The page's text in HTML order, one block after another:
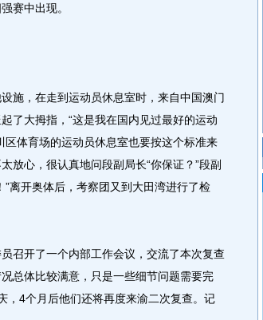
赛中出现。
，在走到运动员休息室时，来自中国澳门
了大拇指，“这是我在国内见过最好的运动
区体育场的运动员休息室也要按这个标准来
放心，很认真地问段副局长“你保证？”段副
离开奥体后，考察团又到大田湾进行了检
开了一个内部工作会议，交流了本次复查
总体比较满意，只是一些细节问题需要完
，4个月后他们还将再度来渝二次复查。记